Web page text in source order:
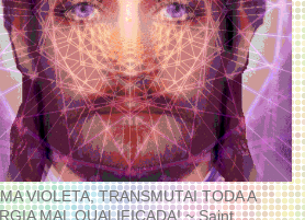
VIOLETA, TRANSMUTAI TODA A
MAL QUALIFICADA! ~ Saint